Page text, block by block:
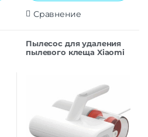
Сравнение
Пылесос для удаления
пылевого клеща Xiaomi